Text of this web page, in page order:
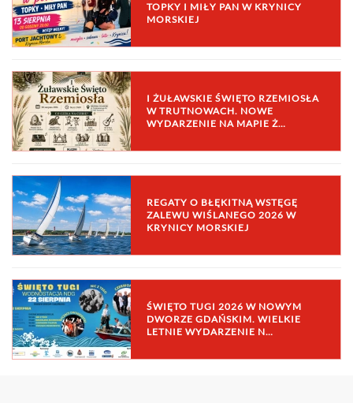
TOPKY I MIŁY PAN W KRYNICY
MORSKIEJ
I ŻUŁAWSKIE ŚWIĘTO RZEMIOSŁA
W TRUTNOWACH. NOWE
WYDARZENIE NA MAPIE Ż…
REGATY O BŁĘKITNĄ WSTĘGĘ
ZALEWU WIŚLANEGO 2026 W
KRYNICY MORSKIEJ
ŚWIĘTO TUGI 2026 W NOWYM
DWORZE GDAŃSKIM. WIELKIE
LETNIE WYDARZENIE N…